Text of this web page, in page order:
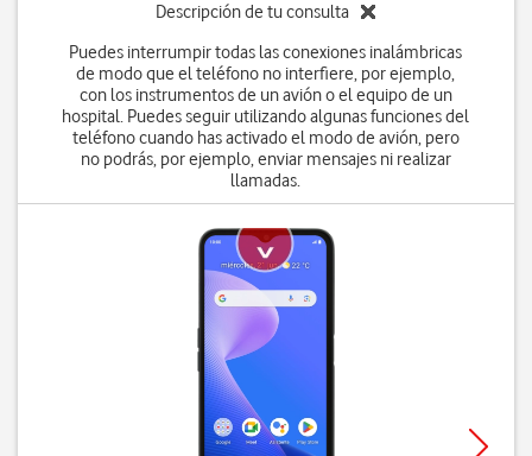
Descripción de tu consulta
Puedes interrumpir todas las conexiones inalámbricas
de modo que el teléfono no interfiere, por ejemplo,
con los instrumentos de un avión o el equipo de un
hospital. Puedes seguir utilizando algunas funciones del
teléfono cuando has activado el modo de avión, pero
no podrás, por ejemplo, enviar mensajes ni realizar
llamadas.